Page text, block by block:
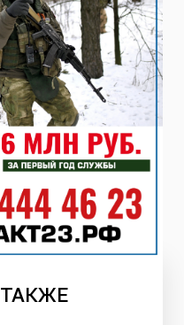
ТАКЖЕ